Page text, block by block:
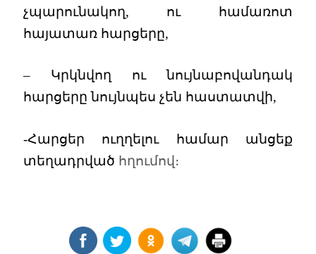
չպարունակող, ու համառոտ
հայատառ հարցերը,
– Կրկնվող ու նույնաբովանդակ
հարցերը նույնպես չեն հաստատվի,
-Հարցեր ուղղելու համար անցեք
տեղադրված հղումով։